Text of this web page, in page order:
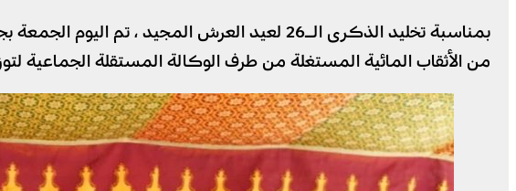
بمناسبة تخليد الذكرى الـ26 لعيد العرش
من الأثقاب المائية المستغلة من طرف الوكالة المستقلة الجماعية